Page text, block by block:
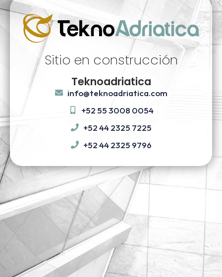
Sitio en construcción
Teknoadriatica
info@teknoadriatica.com
+52 55 3008 0054
+52 44 2325 7225
+52 44 2325 9796